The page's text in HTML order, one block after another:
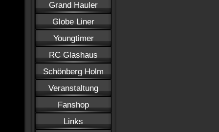
Grand Hauler
Globe Liner
Youngtimer
RC Glashaus
Schönberg Holm
Veranstaltung
Fanshop
Links